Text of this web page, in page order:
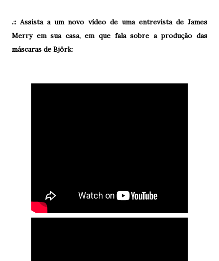
.:: Assista a um novo vídeo de uma entrevista de James
Merry em sua casa, em que fala sobre a produção das
máscaras de Björk: